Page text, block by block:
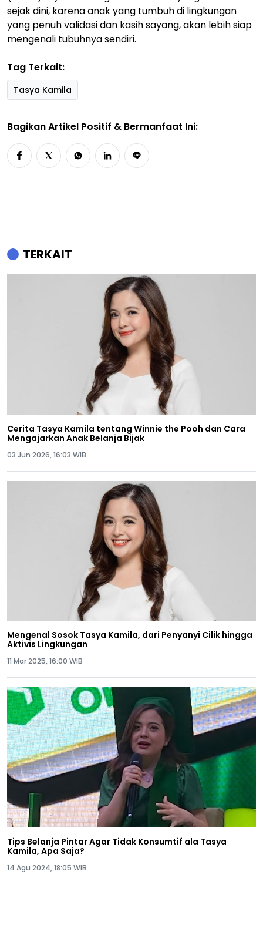
sejak dini, karena anak yang tumbuh di lingkungan
yang penuh validasi dan kasih sayang, akan lebih siap
mengenali tubuhnya sendiri.
Tag Terkait:
Tasya Kamila
Bagikan Artikel Positif & Bermanfaat Ini:
TERKAIT
Cerita Tasya Kamila tentang Winnie the Pooh dan Cara
Mengajarkan Anak Belanja Bijak
03 Jun 2026, 16:03 WIB
Mengenal Sosok Tasya Kamila, dari Penyanyi Cilik hingga
Aktivis Lingkungan
11 Mar 2025, 16:00 WIB
Tips Belanja Pintar Agar Tidak Konsumtif ala Tasya
Kamila, Apa Saja?
14 Agu 2024, 18:05 WIB